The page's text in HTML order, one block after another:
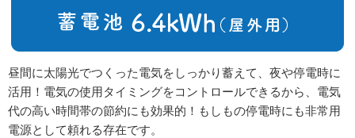
昼間に太陽光でつくった電気をしっかり蓄えて、夜や停電時に
活用！電気の使用タイミングをコントロールできるから、電気
代の高い時間帯の節約にも効果的！もしもの停電時にも非常用
電源として頼れる存在です。